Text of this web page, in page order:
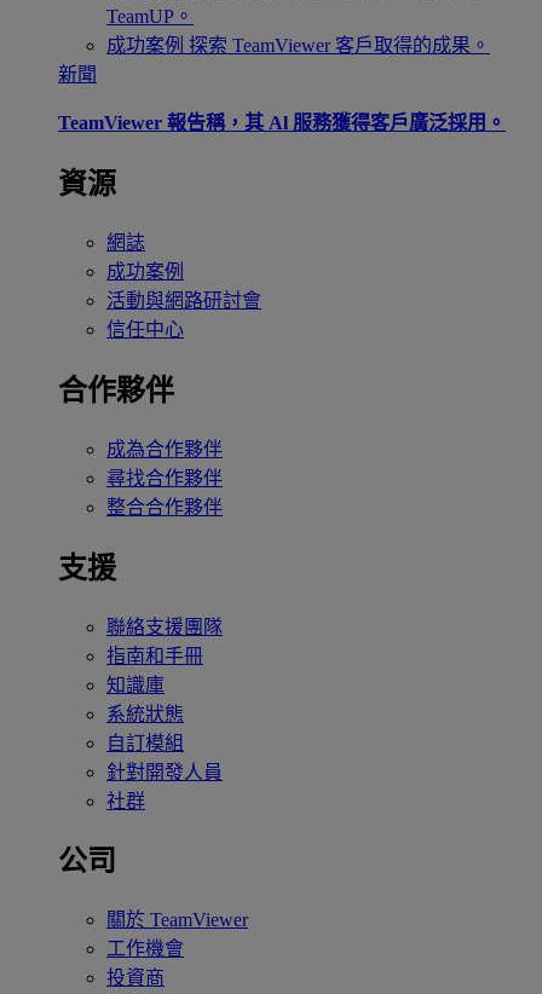
TeamUP。
成功案例 探索 TeamViewer 客戶取得的成果。
新聞
TeamViewer 報告稱，其 Al 服務獲得客戶廣泛採用。
資源
網誌
成功案例
活動與網路研討會
信任中心
合作夥伴
成為合作夥伴
尋找合作夥伴
整合合作夥伴
支援
聯絡支援團隊
指南和手冊
知識庫
系統狀態
自訂模組
針對開發人員
社群
公司
關於 TeamViewer
工作機會
投資商